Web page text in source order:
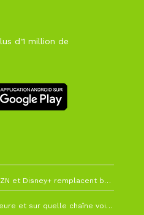
d'1 million de
La Liga change de diffuseur : DAZN et Disney+ remplacent beIN Sports !
RC Lens – Villarreal : à quelle heure et sur quelle chaîne voir la finale de la Como Cup ?